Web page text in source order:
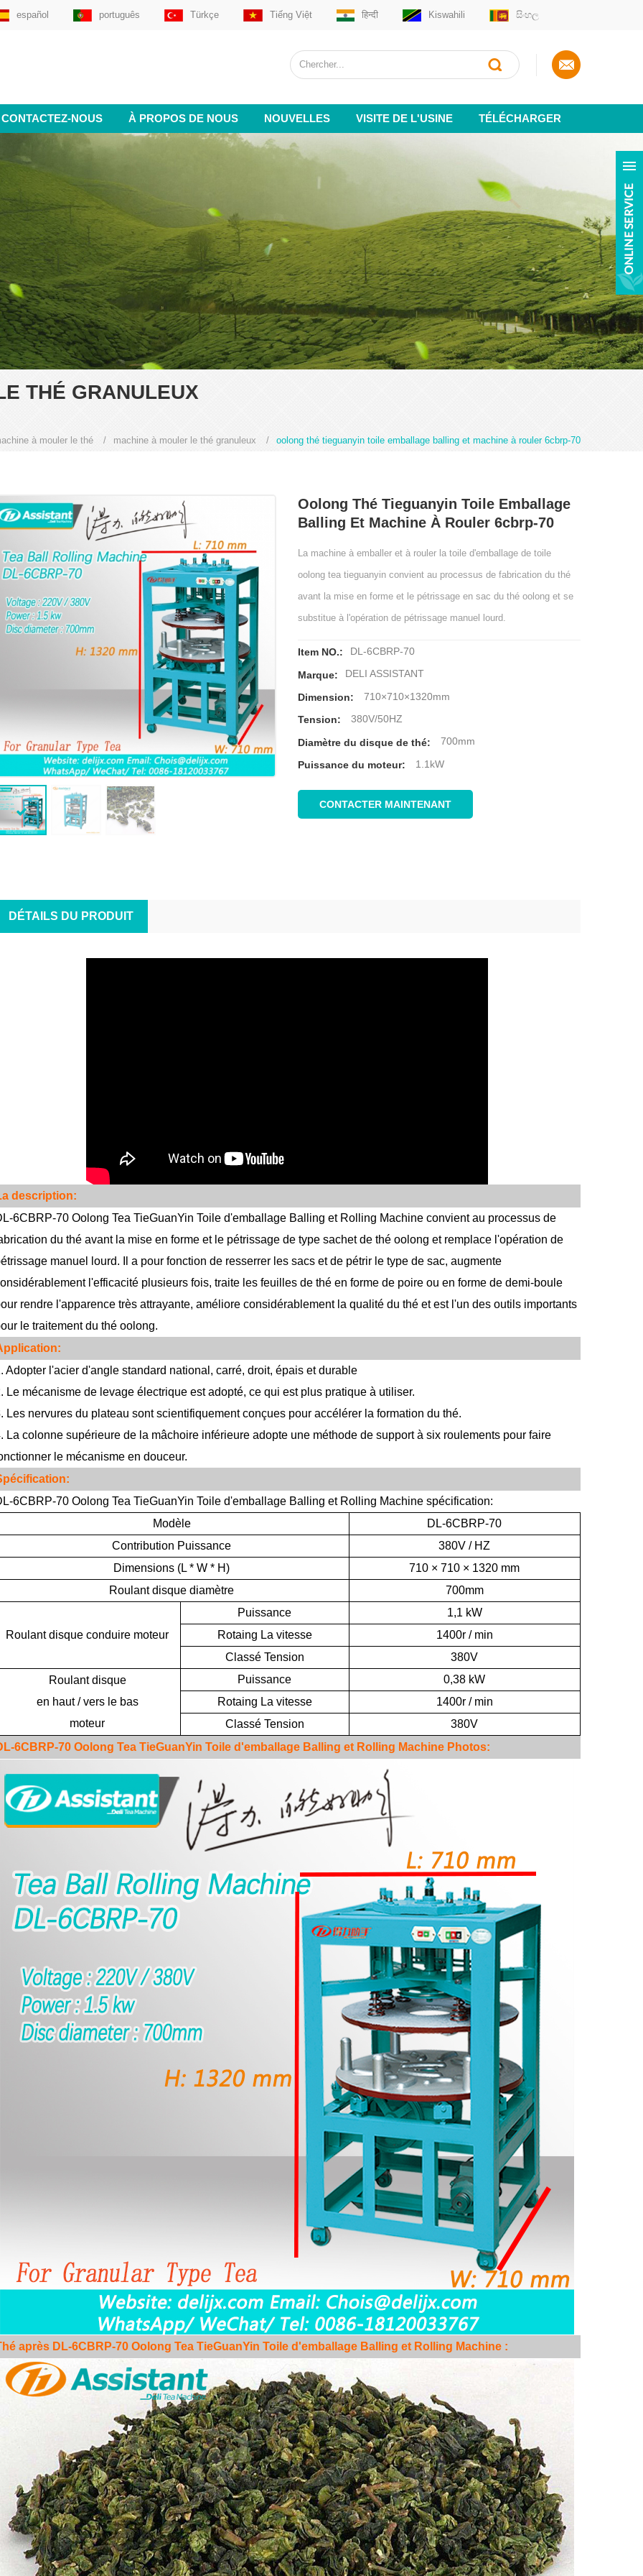
español português Türkçe Tiếng Việt हिन्दी Kiswahili සිංහල
CONTACTEZ-NOUS À PROPOS DE NOUS NOUVELLES VISITE DE L'USINE TÉLÉCHARGER
THÉ GRANULEUX
à mouler le thé / machine à mouler le thé granuleux / oolong thé tieguanyin toile emballage balling et machine à rouler 6cbrp-70
Apr / 22 / 2019
cher, mais ce n’est pas absolu.
dépend de la qualité du thé et de
secret russe - origine du thé ivan
Oct / 28 / 2019
«Ivan Tea» est le thé aux fleurs le plus
"Ivan Tea" est une boisson russe
traditionnelle qui a un
Oolong Thé Tieguanyin Toile Emballage
Balling Et Machine À Rouler 6cbrp-70
La machine à emballer et à rouler la toile d'emballage de toile
oolong tea tieguanyin convient au processus de fabrication du thé
avant la mise en forme et le pétrissage en sac du thé oolong et se
substitue à l'opération de pétrissage manuel lourd.
Item NO.: DL-6CBRP-70
Marque: DELI ASSISTANT
Dimension: 710×710×1320mm
Tension: 380V/50HZ
Diamètre du disque de thé: 700mm
Puissance du moteur: 1.1kW
CONTACTER MAINTENANT
DÉTAILS DU PRODUIT
description:
6CBRP-70 Oolong Tea TieGuanYin Toile d'emballage Balling et Rolling Machineconvient au processus de
du thé avant la mise en forme et le pétrissage de type sachet de thé oolong et remplace l'opération de
manuel lourd. Il a pour fonction de resserrer les sacs et de pétrir le type de sac, augmente
l'efficacité plusieurs fois, traite les feuilles de thé en forme de poire ou en forme de demi-boule
rendre l'apparence très attrayante, améliore considérablement la qualité du thé et est l'un des outils importants
le traitement du thé oolong.
Adopter l'acier d'angle standard national, carré, droit, épais et durable
Le mécanisme de levage électrique est adopté, ce qui est plus pratique à utiliser.
Les nervures du plateau sont scientifiquement conçues pour accélérer la formation du thé.
La colonne supérieure de la mâchoire inférieure adopte une méthode de support à six roulements pour faire
le mécanisme en douceur.
6CBRP-70Oolong Tea TieGuanYin Toile d'emballage Balling et Rolling Machinespécification:
Modèle
DL-6CBRP-70
Contribution Puissance
380V / HZ
Dimensions (L * W * H)
710 × 710 × 1320 mm
Roulant disque diamètre 700mm
Roulant disque conduire moteur
Puissance
1,1 kW
Rotaing La vitesse
1400r / min
Classé Tension
380V
Roulant disque
en haut / vers le bas
moteur
Puissance
0,38 kW
Rotaing La vitesse
1400r / min
Classé Tension
380V
6CBRP-70Oolong Tea TieGuanYin Toile d'emballage Balling et Rolling Machine Photos:
aprèsDL-6CBRP-70Oolong Tea TieGuanYin Toile d'emballage Balling et Rolling Machine: